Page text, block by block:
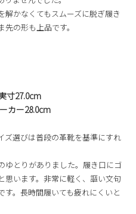
かなくてもスムーズに脱ぎ履き
の形も上品です。
寸27.0cm
カー28.0cm
ズ選びは普段の革靴を基準にすれ
ゆとりがありました。履き口にゴ
思います。非常に軽く、謳い文句
。長時間履いても疲れにくいと